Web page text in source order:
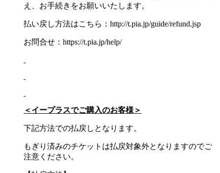
え、お手続きをお願いいたします。
払い戻し方法はこちら：http://t.pia.jp/guide/refund.jsp
お問合せ：https://t.pia.jp/help/
＜イープラスでご購入のお客様＞
下記方法での払戻しとなります。
もぎり済みのチケットは払戻対象外となりますのでご
注意ください。